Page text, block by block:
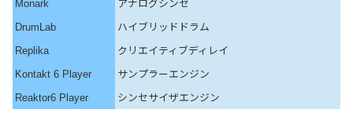
Monark
DrumLab ハイブリッドドラム
Replika クリエイティブディレイ
Kontakt 6 Player サンプラーエンジン
Reaktor6 Player シンセサイザエンジン